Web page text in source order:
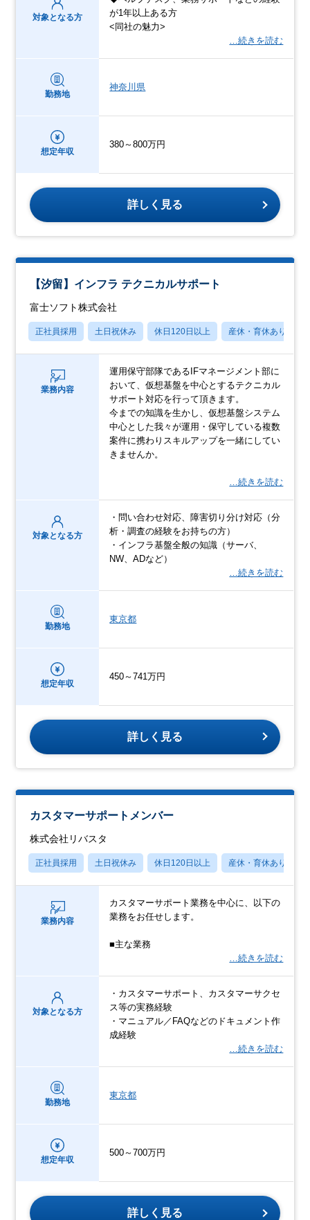
対象となる方
が1年以上ある方
<同社の魅力>
…続きを読む
勤務地
神奈川県
想定年収
380～800万円
詳しく見る
【汐留】インフラ テクニカルサポート
富士ソフト株式会社
正社員採用 土日祝休み 休日120日以上 産休・育休あり
業務内容
運用保守部隊であるIFマネージメント部に
おいて、仮想基盤を中心とするテクニカル
サポート対応を行って頂きます。
今までの知識を生かし、仮想基盤システム
中心とした我々が運用・保守している複数
案件に携わりスキルアップを一緒にしてい
きませんか。
…続きを読む
対象となる方
・問い合わせ対応、障害切り分け対応（分
析・調査の経験をお持ちの方）
・インフラ基盤全般の知識（サーバ、
NW、ADなど）
…続きを読む
勤務地
東京都
想定年収
450～741万円
詳しく見る
カスタマーサポートメンバー
株式会社リバスタ
正社員採用 土日祝休み 休日120日以上 産休・育休あり
業務内容
カスタマーサポート業務を中心に、以下の
業務をお任せします。
■主な業務
…続きを読む
対象となる方
・カスタマーサポート、カスタマーサクセ
ス等の実務経験
・マニュアル／FAQなどのドキュメント作
成経験
…続きを読む
勤務地
東京都
想定年収
500～700万円
詳しく見る